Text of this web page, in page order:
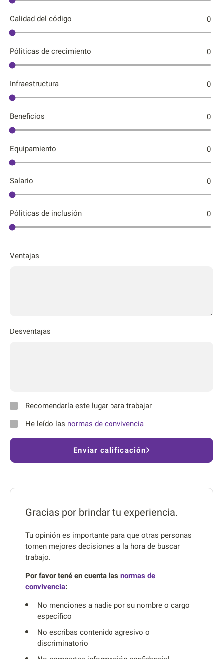
Calidad del código 0
Póliticas de crecimiento 0
Infraestructura 0
Beneficios 0
Equipamiento 0
Salario 0
Póliticas de inclusión 0
Ventajas
Desventajas
Recomendaría este lugar para trabajar
He leído las normas de convivencia
Enviar calificación
Gracias por brindar tu experiencia.
Tu opinión es importante para que otras personas
tomen mejores decisiones a la hora de buscar
trabajo.
Por favor tené en cuenta las normas de
convivencia:
No menciones a nadie por su nombre o cargo
específico
No escribas contenido agresivo o
discriminatorio